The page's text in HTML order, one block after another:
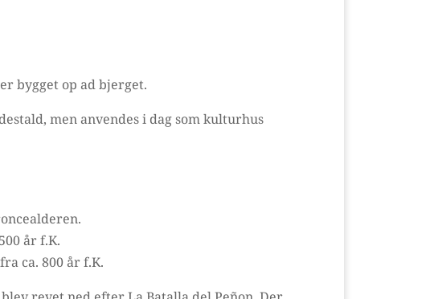
bygget op ad bjerget.
men anvendes i dag som kulturhus
år f.K.
ca. 800 år f.K.